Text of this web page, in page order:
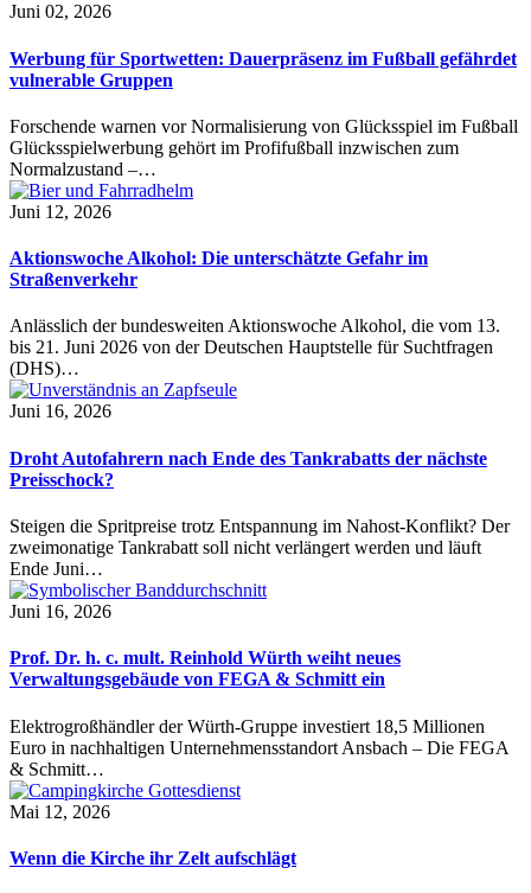
Juni 02, 2026
Werbung für Sportwetten: Dauerpräsenz im Fußball gefährdet
vulnerable Gruppen
Forschende warnen vor Normalisierung von Glücksspiel im Fußball
Glücksspielwerbung gehört im Profifußball inzwischen zum
Normalzustand –…
Juni 12, 2026
Aktionswoche Alkohol: Die unterschätzte Gefahr im
Straßenverkehr
Anlässlich der bundesweiten Aktionswoche Alkohol, die vom 13.
bis 21. Juni 2026 von der Deutschen Hauptstelle für Suchtfragen
(DHS)…
Juni 16, 2026
Droht Autofahrern nach Ende des Tankrabatts der nächste
Preisschock?
Steigen die Spritpreise trotz Entspannung im Nahost-Konflikt? Der
zweimonatige Tankrabatt soll nicht verlängert werden und läuft
Ende Juni…
Juni 16, 2026
Prof. Dr. h. c. mult. Reinhold Würth weiht neues
Verwaltungsgebäude von FEGA & Schmitt ein
Elektrogroßhändler der Würth-Gruppe investiert 18,5 Millionen
Euro in nachhaltigen Unternehmensstandort Ansbach – Die FEGA
& Schmitt…
Mai 12, 2026
Wenn die Kirche ihr Zelt aufschlägt